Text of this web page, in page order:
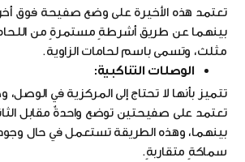
تعتمد هذه الأخيرة على وضع صفيحة فوق
بينهما عن طريق أشرطةٍ مستمرةٍ من
مثلث، وتسمى باسم لحامات الزاوية.
الوصلات التناكبية:
تتميز بأنها لا تحتاج إلى المركزية في
تعتمد على صفيحتين توضع واحدةٌ مقابل
بينهما، وهذه الطريقة تستعمل في حال
سماكةٍ متقاربةٍ.